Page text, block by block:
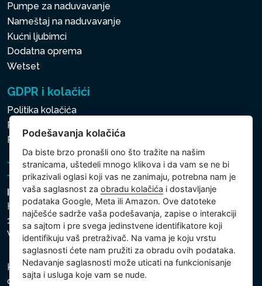
Pumpe za naduvavanje
Nameštaj na naduvavanje
Kućni ljubimci
Dodatna oprema
Wetset
GDPR i kolačići
Politika kolačića
Politika zaštite ličnih i drugih obrađivanih podataka
Politika kolačića
Intex Trading, s.r.o.
Hradecká 2526/3
130 00 Praha 3
Vinohrady - Česká republika
Kompanija je registrovana u Opštinskom sudu u Pragu,
odeljak C, uložak 74759, Identifikacioni broj kompanije:
Podešavanja kolačića
Da biste brzo pronašli ono što tražite na našim
stranicama, uštedeli mnogo klikova i da vam se ne bi
prikazivali oglasi koji vas ne zanimaju, potrebna nam je
vaša saglasnost zaobradu kolačića i dostavljanje
podataka Google, Meta ili Amazon. Ove datoteke
najčešće sadrže vaša podešavanja, zapise o interakciji
sa sajtom i pre svega jedinstvene identifikatore koji
identifikuju vaš pretraživač. Na vama je koju vrstu
saglasnosti ćete nam pružiti za obradu ovih podataka.
Nedavanje saglasnosti može uticati na funkcionisanje
sajta i usluga koje vam se nude.